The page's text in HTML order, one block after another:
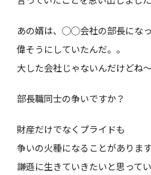
あの婿は、◯◯会社の部長にな
偉そうにしていたんだ。。
大した会社じゃないんだけどね
部長職同士の争いですか？
財産だけでなくプライドも
争いの火種になることがあります
謙遜に生きていきたいと思ってい